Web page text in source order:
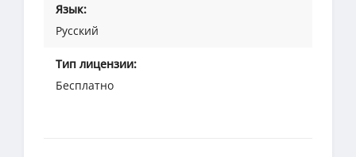
Язык:
Русский
Тип лицензии:
Бесплатно